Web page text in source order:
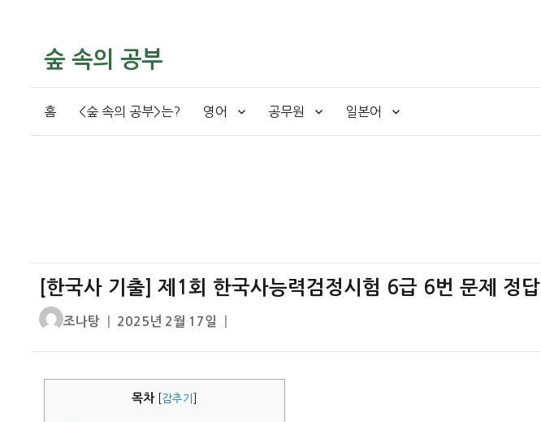
숲 속의 공부
홈 <숲 속의 공부>는? 영어 공무원 일본어
[한국사 기출] 제1회 한국사능력검정시험 6급 6번 문제 정답
글
조나탕
작
자
2025년 2월 17일
목차 감추기